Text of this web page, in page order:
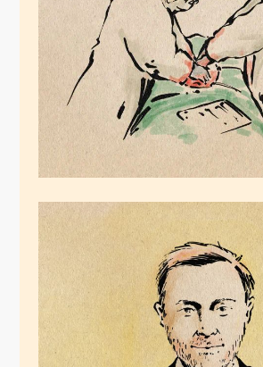
Oktober 18, 2024
Der